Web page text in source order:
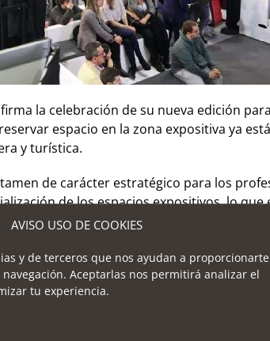
AVISO USO DE COOKIES
y de terceros que nos ayudan a proporcionarte
Aceptarlas nos permitirá analizar el
tu experiencia.
la celebración de su nueva edición
espacio en la zona expositiva ya
y turística.
de carácter estratégico para los
de los espacios expositivos, lo
entidades especializadas en la
el negocio y las sinergias.
una de las convocatorias sectoriales
anualmente a los profesionales que
y también con mercados